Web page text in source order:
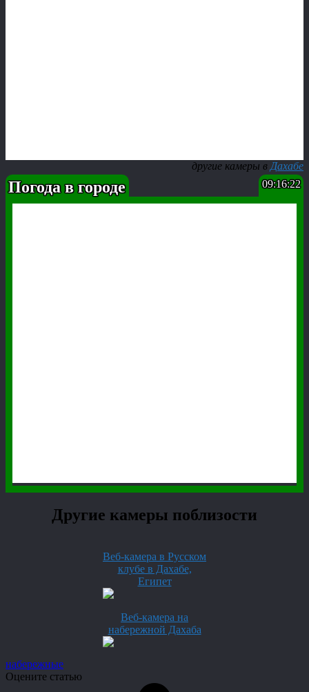
другие камеры в Дахабе
Погода в городе 09:16:23
Другие камеры поблизости
Веб-камера в Русском
клубе в Дахабе,
Египет
Веб-камера на
набережной Дахаба
набережные
Оцените статью